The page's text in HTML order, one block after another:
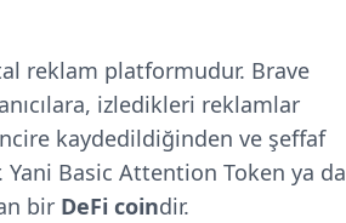
reklam platformudur. Brave
izledikleri reklamlar
kaydedildiğinden ve şeffaf
Basic Attention Token ya da
bir DeFi coindir.